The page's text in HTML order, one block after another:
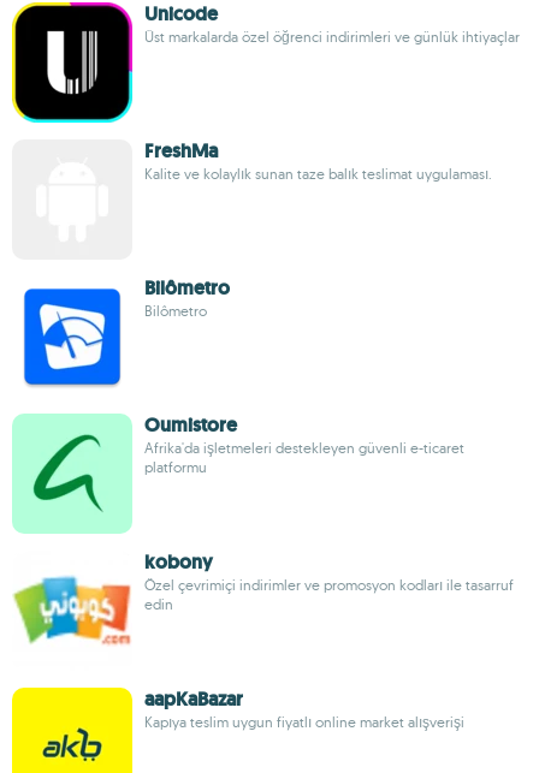
Unicode
Üst markalarda özel öğrenci indirimleri ve günlük ihtiyaçlar
FreshMa
Kalite ve kolaylık sunan taze balık teslimat uygulaması.
Bilômetro
Bilômetro
Oumistore
Afrika'da işletmeleri destekleyen güvenli e-ticaret
platformu
kobony
Özel çevrimiçi indirimler ve promosyon kodları ile tasarruf
edin
aapKaBazar
Kapıya teslim uygun fiyatlı online market alışverişi